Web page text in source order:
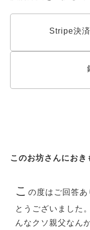
Stripe決
このお坊さんにお
こ の度はご回答あ
とうございました
んなクソ親父なん